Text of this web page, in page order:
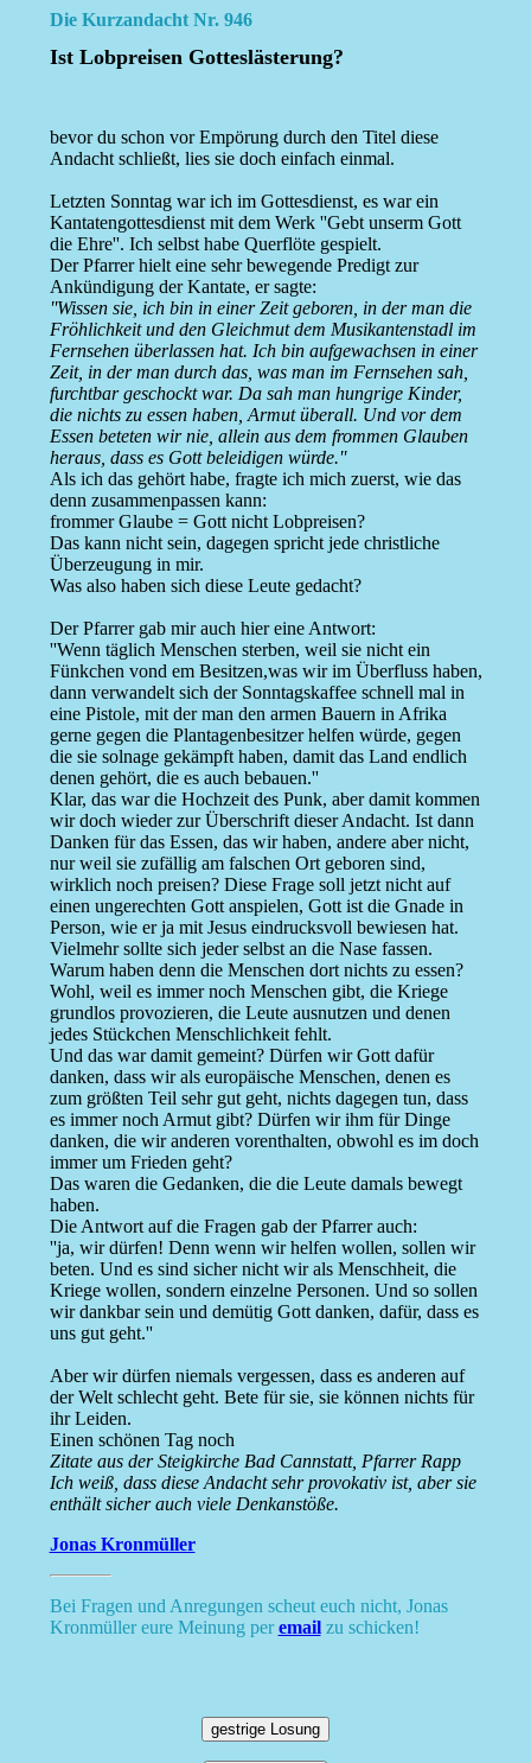
Die Kurzandacht Nr. 946
Ist Lobpreisen Gotteslästerung?
bevor du schon vor Empörung durch den Titel diese
Andacht schließt, lies sie doch einfach einmal.
Letzten Sonntag war ich im Gottesdienst, es war ein
Kantatengottesdienst mit dem Werk ''Gebt unserm Gott
die Ehre''. Ich selbst habe Querflöte gespielt.
Der Pfarrer hielt eine sehr bewegende Predigt zur
Ankündigung der Kantate, er sagte:
''Wissen sie, ich bin in einer Zeit geboren, in der man die
Fröhlichkeit und den Gleichmut dem Musikantenstadl im
Fernsehen überlassen hat. Ich bin aufgewachsen in einer
Zeit, in der man durch das, was man im Fernsehen sah,
furchtbar geschockt war. Da sah man hungrige Kinder,
die nichts zu essen haben, Armut überall. Und vor dem
Essen beteten wir nie, allein aus dem frommen Glauben
heraus, dass es Gott beleidigen würde.''
Als ich das gehört habe, fragte ich mich zuerst, wie das
denn zusammenpassen kann:
frommer Glaube = Gott nicht Lobpreisen?
Das kann nicht sein, dagegen spricht jede christliche
Überzeugung in mir.
Was also haben sich diese Leute gedacht?
Der Pfarrer gab mir auch hier eine Antwort:
''Wenn täglich Menschen sterben, weil sie nicht ein
Fünkchen vond em Besitzen,was wir im Überfluss haben,
dann verwandelt sich der Sonntagskaffee schnell mal in
eine Pistole, mit der man den armen Bauern in Afrika
gerne gegen die Plantagenbesitzer helfen würde, gegen
die sie solnage gekämpft haben, damit das Land endlich
denen gehört, die es auch bebauen.''
Klar, das war die Hochzeit des Punk, aber damit kommen
wir doch wieder zur Überschrift dieser Andacht. Ist dann
Danken für das Essen, das wir haben, andere aber nicht,
nur weil sie zufällig am falschen Ort geboren sind,
wirklich noch preisen? Diese Frage soll jetzt nicht auf
einen ungerechten Gott anspielen, Gott ist die Gnade in
Person, wie er ja mit Jesus eindrucksvoll bewiesen hat.
Vielmehr sollte sich jeder selbst an die Nase fassen.
Warum haben denn die Menschen dort nichts zu essen?
Wohl, weil es immer noch Menschen gibt, die Kriege
grundlos provozieren, die Leute ausnutzen und denen
jedes Stückchen Menschlichkeit fehlt.
Und das war damit gemeint? Dürfen wir Gott dafür
danken, dass wir als europäische Menschen, denen es
zum größten Teil sehr gut geht, nichts dagegen tun, dass
es immer noch Armut gibt? Dürfen wir ihm für Dinge
danken, die wir anderen vorenthalten, obwohl es im doch
immer um Frieden geht?
Das waren die Gedanken, die die Leute damals bewegt
haben.
Die Antwort auf die Fragen gab der Pfarrer auch:
''ja, wir dürfen! Denn wenn wir helfen wollen, sollen wir
beten. Und es sind sicher nicht wir als Menschheit, die
Kriege wollen, sondern einzelne Personen. Und so sollen
wir dankbar sein und demütig Gott danken, dafür, dass es
uns gut geht.''
Aber wir dürfen niemals vergessen, dass es anderen auf
der Welt schlecht geht. Bete für sie, sie können nichts für
ihr Leiden.
Einen schönen Tag noch
Zitate aus der Steigkirche Bad Cannstatt, Pfarrer Rapp
Ich weiß, dass diese Andacht sehr provokativ ist, aber sie
enthält sicher auch viele Denkanstöße.
Jonas Kronmüller
Bei Fragen und Anregungen scheut euch nicht, Jonas
Kronmüller eure Meinung peremailzu schicken!
gestrige Losung